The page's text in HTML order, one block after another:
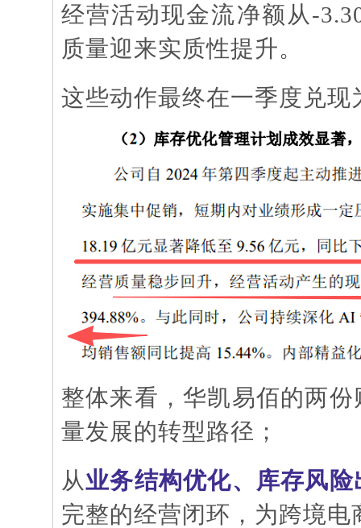
经营活动现金流净额从-
质量迎来实质性提升。
这些动作最终在一季度兑现
整体来看，华凯易佰的两
量发展的转型路径；
从业务结构优化、库存风
完整的经营闭环，为跨境